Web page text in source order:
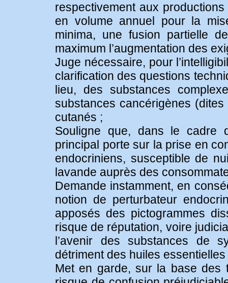
respectivement aux
en volume annuel pour la
minima, une fusion partielle
maximum l’augmentation des
Juge nécessaire, pour
clarification des questions
lieu, des substances
substances cancérigènes
cutanés ;
Souligne que, dans le cadre
principal porte sur la prise en
endocriniens, susceptible de
lavande auprès des
Demande instamment, en
notion de perturbateur
apposés des pictogrammes
risque de réputation, voire
l’avenir des substances de
détriment des huiles
Met en garde, sur la base des